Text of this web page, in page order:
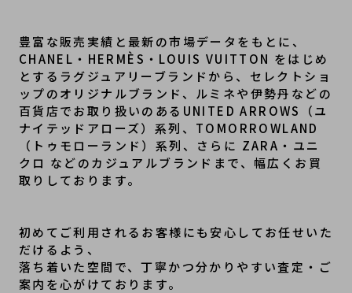
豊富な販売実績と最新の市場データをもとに、
CHANEL・HERMÈS・LOUIS VUITTON をはじめ
とするラグジュアリーブランドから、セレクトショ
ップのオリジナルブランド、ルミネや伊勢丹などの
百貨店でお取り扱いのあるUNITED ARROWS（ユ
ナイテッドアローズ）系列、TOMORROWLAND
（トゥモローランド）系列、さらに ZARA・ユニ
クロ などのカジュアルブランドまで、幅広くお買
取りしております。
初めてご利用されるお客様にも安心してお任せいた
だけるよう、
落ち着いた空間で、丁寧かつ分かりやすい査定・ご
案内を心がけております。